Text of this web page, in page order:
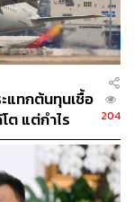
พร้อมเสนอแนะ
เหลือทางการ
ะเวลาจำกัด เพื่อ
งแรงจูงใจใน
ภาพแวดล้อมทาง
จากเทคโนโลยี
งการเติบโตและ
แทกต้นทุนเชื้อ
ต แต่กำไร
204